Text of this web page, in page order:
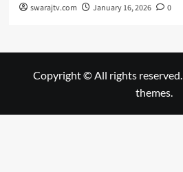
swarajtv.com January 16, 2026 0
Copyright © All rights reserved.
themes.